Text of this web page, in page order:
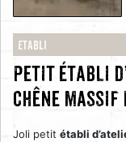
Etabli
Petit établi
chêne massif
Joli petit établi